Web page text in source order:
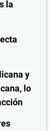
la
y
lo